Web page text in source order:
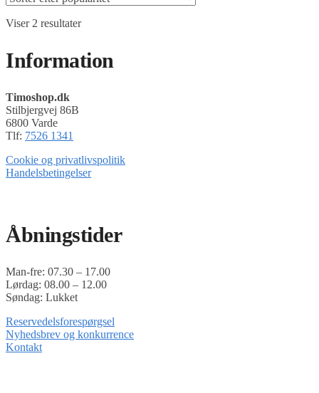
vælges
Viser 2 resultaterSorteret
Information
Timoshop.dk
Stilbjergvej 86B
6800 Varde
Tlf: 7526 1341
Cookie og privatlivspolitik
Handelsbetingelser
Åbningstider
Man-fre: 07.30 – 17.00
Lørdag: 08.00 – 12.00
Søndag: Lukket
Reservedelsforespørgsel
Nyhedsbrev og konkurrence
Kontakt